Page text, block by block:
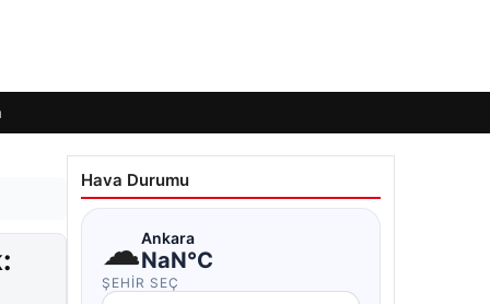
Hava Durumu
☁Ankara
NaN°C
ŞEHIR SEÇ